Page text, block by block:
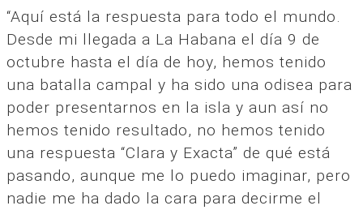
“Aquí está la respuesta para todo el mundo.
Desde mi llegada a La Habana el día 9 de
octubre hasta el día de hoy, hemos tenido
una batalla campal y ha sido una odisea para
poder presentarnos en la isla y aun así no
hemos tenido resultado, no hemos tenido
una respuesta “Clara y Exacta” de qué está
pasando, aunque me lo puedo imaginar, pero
nadie me ha dado la cara para decirme el